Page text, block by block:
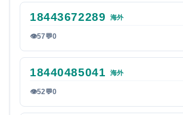
18443672289 海外
👁57💬0
18440485041 海外
👁52💬0